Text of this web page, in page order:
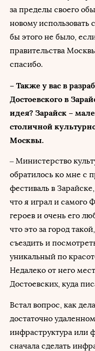
за пределы своего
новому использовать
бы этого не было,
правительства
спасибо.
– Также у вас в
Достоевского в
идея? Зарайск –
столичной
Москвы.
– Министерство
обратилось ко мне с
фестиваль в
что я играл и самого
героев и очень его
что это за город
съездить и
уникальный по
Недалеко от него
Достоевских, куда
Встал вопрос, как
достаточно
инфраструктура или
сначала сделать